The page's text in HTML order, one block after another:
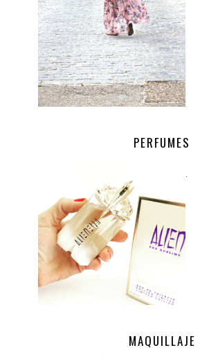
PERFUMES
MAQUILLAJE